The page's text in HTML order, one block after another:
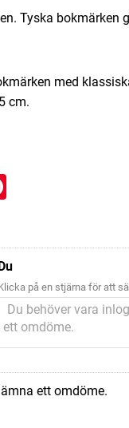
Tyska bokmärken
med
cm.
på en stjärna för att
ett omdöme.